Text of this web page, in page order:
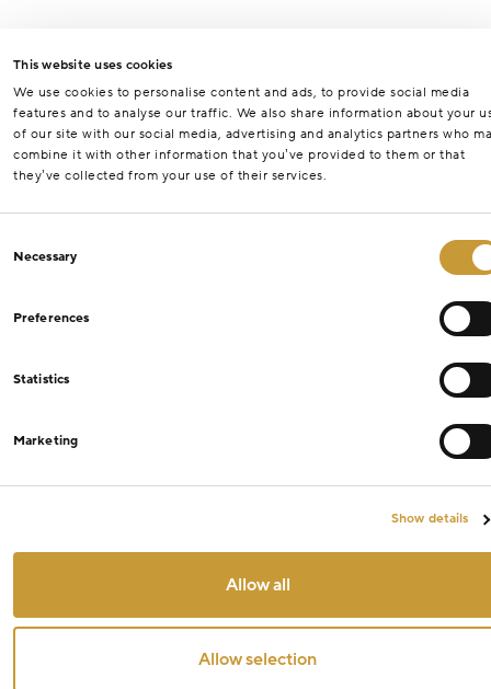
This website uses cookies
We use cookies to personalise content and ads, to provide social media
features and to analyse our traffic. We also share information about your
of our site with our social media, advertising and analytics partners who
combine it with other information that you’ve provided to them or that
they’ve collected from your use of their services.
Selection
Necessary
Preferences
Statistics
Marketing
Show details
Allow all
Allow selection